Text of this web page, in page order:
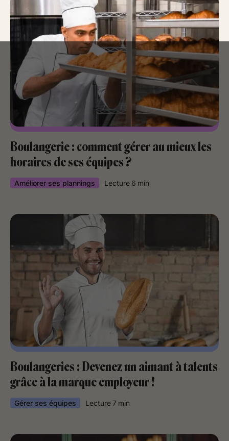
Boulangerie : comment gérer au mieux les
horaires de ses équipes ?
Améliorer ses plannings Lecture 6 min
Boulangeries : Devenez un aimant à talents
grâce à la marque employeur !
Gérer ses équipes Lecture7 min